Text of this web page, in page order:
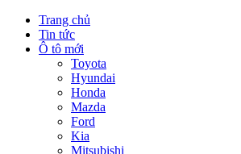
Trang chủ
Tin tức
Ô tô mới
Toyota
Hyundai
Honda
Mazda
Ford
Kia
Mitsubishi